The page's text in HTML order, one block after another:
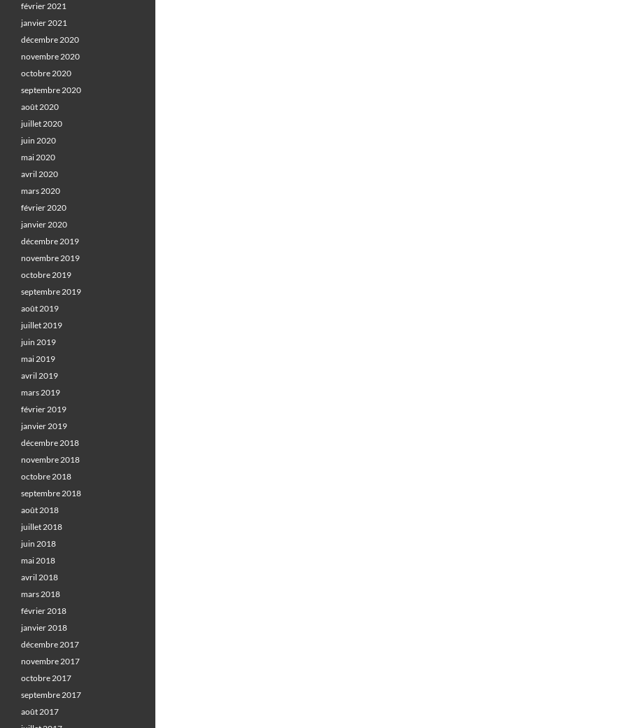
février 2021
janvier 2021
décembre 2020
novembre 2020
octobre 2020
septembre 2020
août 2020
juillet 2020
juin 2020
mai 2020
avril 2020
mars 2020
février 2020
janvier 2020
décembre 2019
novembre 2019
octobre 2019
septembre 2019
août 2019
juillet 2019
juin 2019
mai 2019
avril 2019
mars 2019
février 2019
janvier 2019
décembre 2018
novembre 2018
octobre 2018
septembre 2018
août 2018
juillet 2018
juin 2018
mai 2018
avril 2018
mars 2018
février 2018
janvier 2018
décembre 2017
novembre 2017
octobre 2017
septembre 2017
août 2017